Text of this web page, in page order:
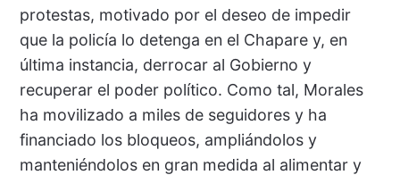
protestas, motivado por el deseo de impedir
que la policía lo detenga en el Chapare y, en
última instancia, derrocar al Gobierno y
recuperar el poder político. Como tal, Morales
ha movilizado a miles de seguidores y ha
financiado los bloqueos, ampliándolos y
manteniéndolos en gran medida al alimentar y